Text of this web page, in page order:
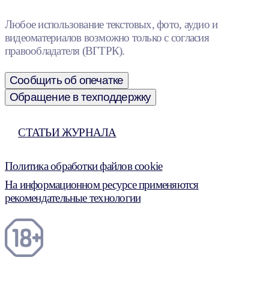
Любое использование текстовых, фото, аудио и
видеоматериалов возможно только с согласия
правообладателя (ВГТРК).
Сообщить об опечатке
Обращение в техподдержку
СТАТЬИ ЖУРНАЛА
Политика обработки файлов cookie
На информационном ресурсе применяются
рекомендательные технологии